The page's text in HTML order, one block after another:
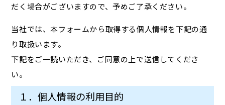
だく場合がございますので、予めご了承ください。
当社では、本フォームから取得する個人情報を下記の通
り取扱います。
下記をご一読いただき、ご同意の上で送信してくださ
い。
１．個人情報の利用目的